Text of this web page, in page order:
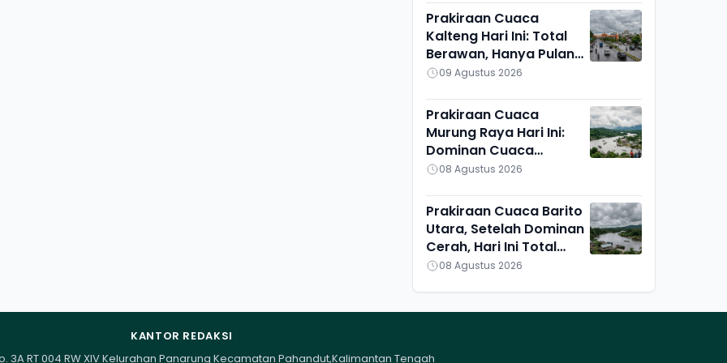
Prakiraan Cuaca
Kalteng Hari Ini: Total
Berawan, Hanya Pulang
Pisau yang Berbeda
09 Agustus 2026
Prakiraan Cuaca
Murung Raya Hari Ini:
Dominan Cuaca
Berawan, Suhu Udara
08 Agustus 2026
Prakiraan Cuaca Barito
Utara, Setelah Dominan
Cerah, Hari Ini Total
Berawan, Suhu Udara
08 Agustus 2026
KANTOR REDAKSI
3A RT 004 RW XIV Kelurahan Panarung Kecamatan Pahandut,Kalimantan Tengah